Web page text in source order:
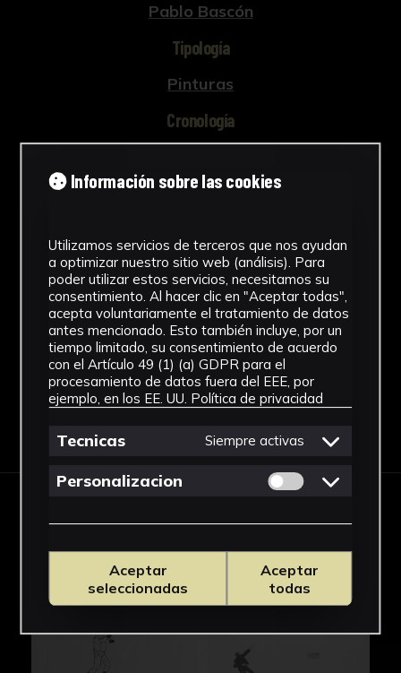
Pablo Bascón
Tipología
Pinturas
Cronología
Estilo
Técnica
Lápiz y carboncillo
Ver más
IMÁGENES
Información sobre las cookies
Utilizamos servicios de terceros que nos ayudan
a optimizar nuestro sitio web (análisis). Para
poder utilizar estos servicios, necesitamos su
consentimiento. Al hacer clic en "Aceptar todas",
acepta voluntariamente el tratamiento de datos
antes mencionado. Esto también incluye, por un
tiempo limitado, su consentimiento de acuerdo
con el Artículo 49 (1) (a) GDPR para el
procesamiento de datos fuera del EEE, por
ejemplo, en los EE. UU. Política de privacidad
Tecnicas Siempre activas
Personalizacion Permitir cookies
Aceptar
seleccionadas
Aceptar
todas